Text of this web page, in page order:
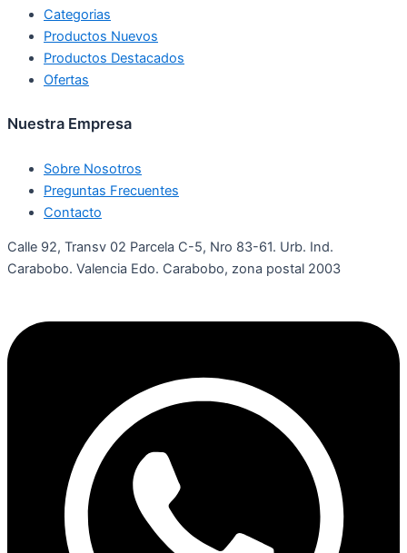
Categorias
Productos Nuevos
Productos Destacados
Ofertas
Nuestra Empresa
Sobre Nosotros
Preguntas Frecuentes
Contacto
Calle 92, Transv 02 Parcela C-5, Nro 83-61. Urb. Ind.
Carabobo. Valencia Edo. Carabobo, zona postal 2003